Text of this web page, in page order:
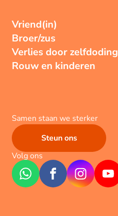
Vriend(in)
Broer/zus
Verlies door zelfdoding
Rouw en kinderen
Samen staan we sterker
Steun ons
Volg ons